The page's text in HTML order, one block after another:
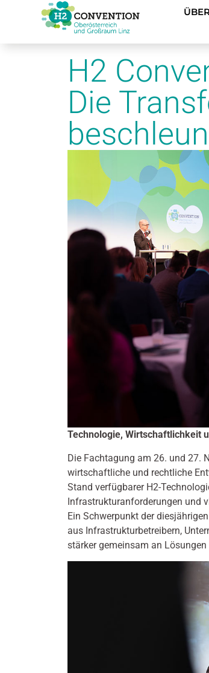
H2
Die
Technologie, Wirtschaftlichkeit
Die Fachtagung am 26. und 27.
wirtschaftliche und rechtliche
Stand verfügbarer H2-
Infrastrukturanforderungen und
Ein Schwerpunkt der
aus Infrastrukturbetreibern,
stärker gemeinsam an